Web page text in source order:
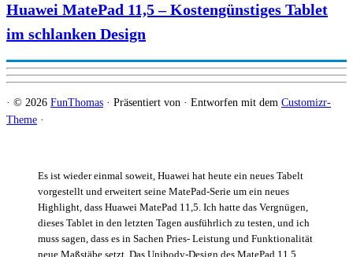
Es ist wieder einmal soweit, Huawei hat heute ein neues Tabelt
vorgestellt und erweitert seine MatePad-Serie um ein neues
Highlight, dass Huawei MatePad 11,5. Ich hatte das Vergnügen,
dieses Tablet in den letzten Tagen ausführlich zu testen, und ich
muss sagen, dass es in Sachen Pries- Leistung und Funktionalität
neue Maßstäbe setzt. Das Unibody-Design des MatePad 11,5
Huawei MatePad 11,5 – Kostengünstiges Tablet
im schlanken Design
· © 2026 FunThomas · Präsentiert von · Entworfen mit dem Customizr-
Theme ·